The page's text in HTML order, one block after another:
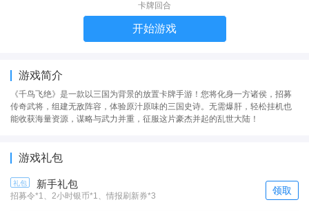
卡牌回合
开始游戏
游戏简介
《千鸟飞绝》是一款以三国为背景的放置卡牌手游！您将化身一方诸侯，招募
传奇武将，组建无敌阵容，体验原汁原味的三国史诗。无需爆肝，轻松挂机也
能收获海量资源，谋略与武力并重，征服这片豪杰并起的乱世大陆！
游戏礼包
礼包 新手礼包
招募令*1、2小时银币*1、情报刷新券*3 领取